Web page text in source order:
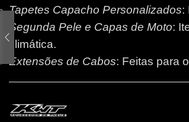
Tapetes Capacho Personalizados:
Segunda Pele e Capas de Moto:
climática.
Extensões de Cabos: Feitas para